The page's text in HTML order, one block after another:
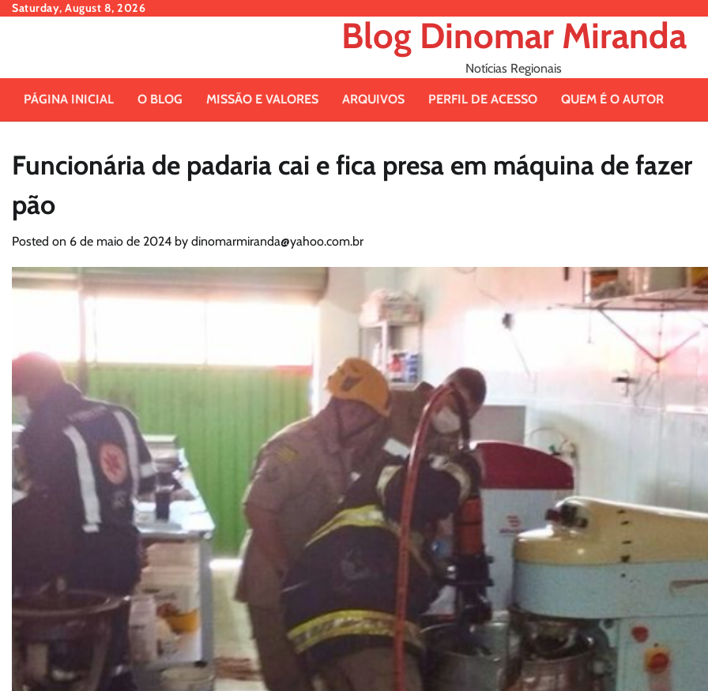
SkipSaturday, August 8, 2026
Blog Dinomar Miranda
Notícias Regionais
PÁGINA INICIAL O BLOG MISSÃO E VALORES ARQUIVOS PERFIL DE ACESSO QUEM É O AUTOR
Funcionária de padaria cai e fica presa em máquina de fazer
pão
Posted on 6 de maio de 2024 by dinomarmiranda@yahoo.com.br